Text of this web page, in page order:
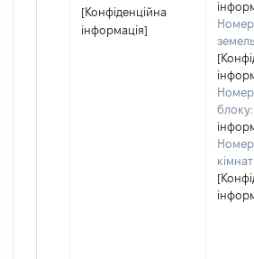
[Конфіденційна
інформація]
Номер
блоку: